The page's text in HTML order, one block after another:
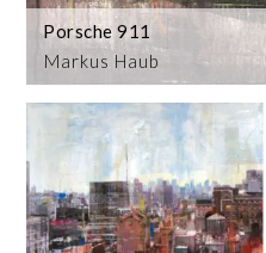
Markus Haub
Porsche 911